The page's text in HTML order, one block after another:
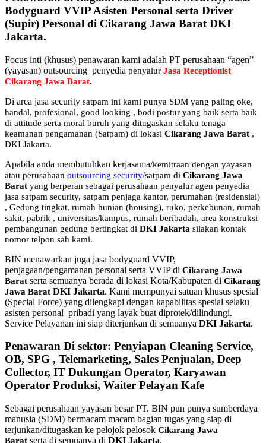
Bodyguard VVIP Asisten Personal serta Driver
(Supir) Personal di Cikarang Jawa Barat DKI
Jakarta.
Focus inti (khusus) penawaran kami adalah PT perusahaan “agen”
(yayasan) outsourcing penyedia penyalur Jasa Receptionist
Cikarang Jawa Barat.
Di area jasa security satpam ini kami punya SDM yang paling oke,
handal, profesional, good looking , bodi postur yang baik serta baik
di attitude serta moral buruh yang ditugaskan selaku tenaga
keamanan pengamanan (Satpam) di lokasi Cikarang Jawa Barat ,
DKI Jakarta.
Apabila anda membutuhkan kerjasama/kemitraan dengan yayasan
atau perusahaan outsourcing security/satpam di Cikarang Jawa
Barat yang berperan sebagai perusahaan penyalur agen penyedia
jasa satpam security, satpam penjaga kantor, perumahan (residensial)
, Gedung tingkat, rumah hunian (housing), ruko, perkebunan, rumah
sakit, pabrik , universitas/kampus, rumah beribadah, area konstruksi
pembangunan gedung bertingkat di DKI Jakarta silakan kontak
nomor telpon sah kami.
BIN menawarkan juga jasa bodyguard VVIP,
penjagaan/pengamanan personal serta VVIP di Cikarang Jawa
Barat serta semuanya berada di lokasi Kota/Kabupaten di Cikarang
Jawa Barat DKI Jakarta. Kami mempunyai satuan khusus spesial
(Special Force) yang dilengkapi dengan kapabilitas spesial selaku
asisten personal pribadi yang layak buat diprotek/dilindungi.
Service Pelayanan ini siap diterjunkan di semuanya DKI Jakarta.
Penawaran Di sektor: Penyiapan Cleaning Service,
OB, SPG , Telemarketing, Sales Penjualan, Deep
Collector, IT Dukungan Operator, Karyawan
Operator Produksi, Waiter Pelayan Kafe
Sebagai perusahaan yayasan besar PT. BIN pun punya sumberdaya
manusia (SDM) bermacam macam bagian tugas yang siap di
terjunkan/ditugaskan ke pelojok pelosok Cikarang Jawa
Barat serta di semuanya di DKI Jakarta.